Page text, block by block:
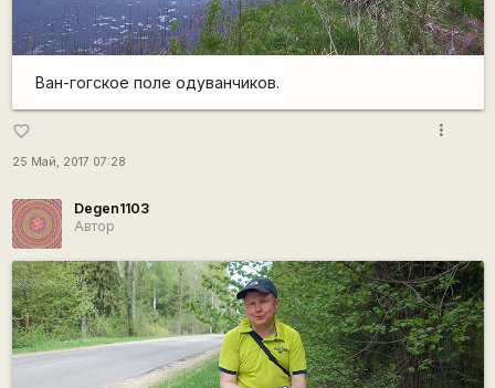
Ван-гогское поле одуванчиков.
favorite_border
25 Май, 2017 07:28
more_vert
Degen1103
Автор